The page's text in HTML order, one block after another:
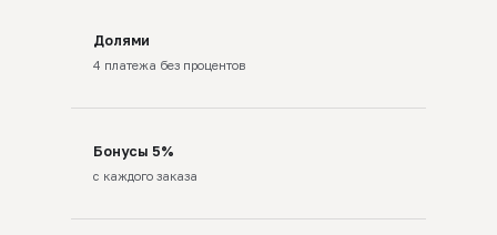
Долями
4 платежа без процентов
Бонусы 5%
с каждого заказа